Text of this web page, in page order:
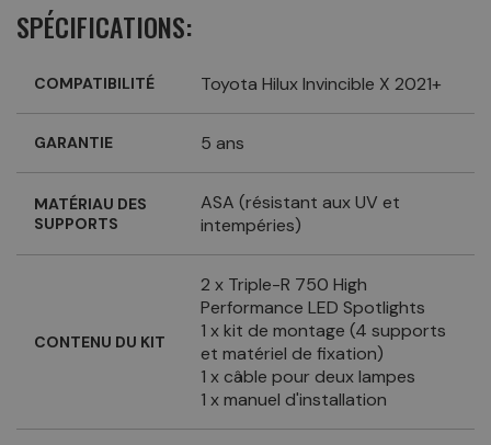
SPÉCIFICATIONS:
COMPATIBILITÉ Toyota Hilux Invincible X 2021+
GARANTIE 5 ans
MATÉRIAU DES
SUPPORTS
ASA (résistant aux UV et
intempéries)
CONTENU DU KIT
2 x Triple-R 750 High
Performance LED Spotlights
1 x kit de montage (4 supports
et matériel de fixation)
1 x câble pour deux lampes
1 x manuel d'installation